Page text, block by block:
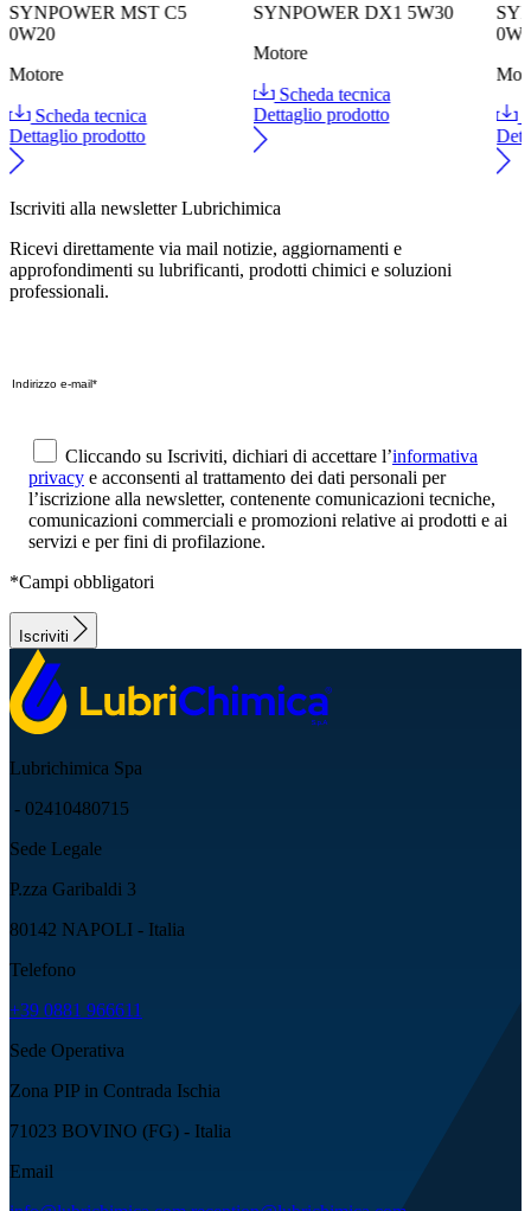
SYNPOWER MST C5
0W20
Motore
Scheda tecnica
Dettaglio prodotto
SYNPOWER DX1 5W30
Motore
Scheda tecnica
Dettaglio prodotto
Iscriviti alla newsletter Lubrichimica
Ricevi direttamente via mail notizie, aggiornamenti e
approfondimenti su lubrificanti, prodotti chimici e soluzioni
professionali.
Cliccando su Iscriviti, dichiari di accettare l’informativa
privacy e acconsenti al trattamento dei dati personali per
l’iscrizione alla newsletter, contenente comunicazioni tecniche,
comunicazioni commerciali e promozioni relative ai prodotti e ai
servizi e per fini di profilazione.
*Campi obbligatori
Iscriviti
Lubrichimica Spa
- 02410480715
Sede Legale
P.zza Garibaldi 3
80142 NAPOLI - Italia
Telefono
+39 0881 966611
Sede Operativa
Zona PIP in Contrada Ischia
71023 BOVINO (FG) - Italia
Email